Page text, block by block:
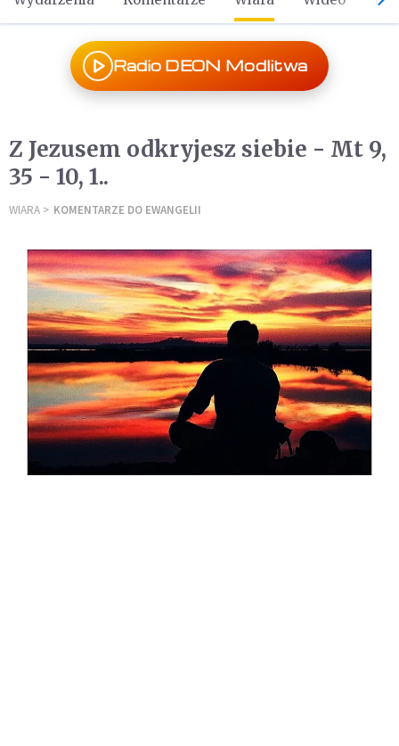
Radio DEON Modlitwa
Z Jezusem odkryjesz siebie - Mt 9,
35 - 10, 1..
WIARA KOMENTARZE DO EWANGELII